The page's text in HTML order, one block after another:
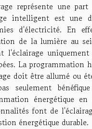
représente une
intelligent est une
d'électricité. En
de la lumière au
l'éclairage
La programmation
doit être allumé ou
seulement
énergétique
font de
énergétique durable.